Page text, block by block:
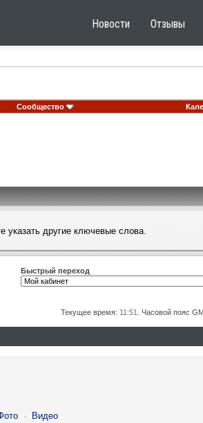
Новости Отзывы
Сообщество
указать другие ключевые слова.
Быстрый переход
Текущее время: 11:51 . Часовой пояс
· Видео